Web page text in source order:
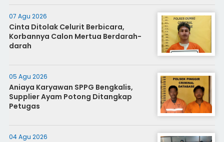
07 Agu 2026
Cinta Ditolak Celurit Berbicara,
Korbannya Calon Mertua Berdarah-
darah
05 Agu 2026
Aniaya Karyawan SPPG Bengkalis,
Supplier Ayam Potong Ditangkap
Petugas
04 Agu 2026